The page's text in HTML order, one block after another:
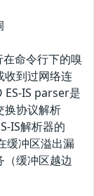
命令行下的嗅
收到过网络连
ES-IS parser是
换协议解析
IS解析器的
缓冲区溢出漏
缓冲区越边